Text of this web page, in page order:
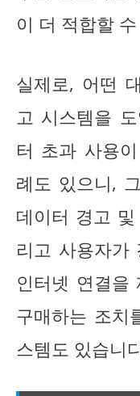
이 더 적합할
실제로, 어떤
고 시스템을
터 초과 사용
례도 있으니,
데이터 경고
리고 사용자가
인터넷 연결을
구매하는 조치
스템도 있습니